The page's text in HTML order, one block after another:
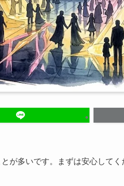
が多いです。まずは安心してく